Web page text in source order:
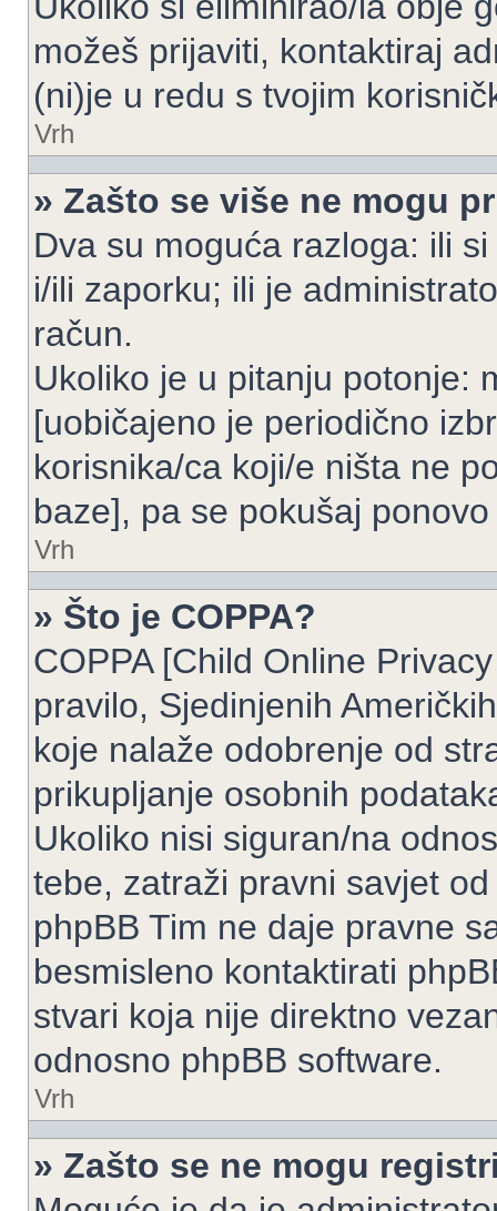
možeš prijaviti, kontaktiraj
(ni)je u redu s tvojim
Vrh
» Zašto se više ne mogu
Dva su moguća razloga: ili
i/ili zaporku; ili je
račun.
Ukoliko je u pitanju potonje:
[uobičajeno je periodično
korisnika/ca koji/e ništa ne
baze], pa se pokušaj
Vrh
» Što je COPPA?
COPPA [Child Online
pravilo, Sjedinjenih
koje nalaže odobrenje od
prikupljanje osobnih
Ukoliko nisi siguran/na
tebe, zatraži pravni savjet
phpBB Tim ne daje pravne
besmisleno kontaktirati
stvari koja nije direktno
odnosno phpBB software.
Vrh
» Zašto se ne mogu